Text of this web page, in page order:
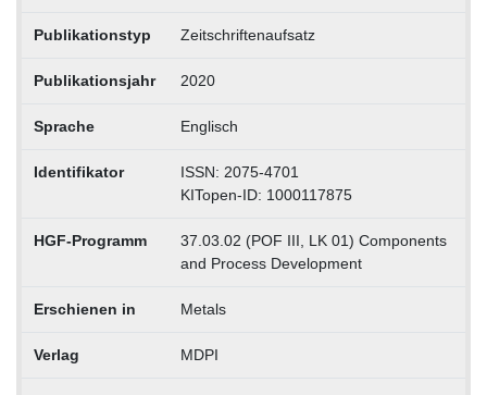
Publikationstyp Zeitschriftenaufsatz
Publikationsjahr 2020
Sprache Englisch
Identifikator
ISSN: 2075-4701
KITopen-ID: 1000117875
HGF-Programm
37.03.02 (POF III, LK 01) Components
and Process Development
Erschienen in Metals
Verlag MDPI